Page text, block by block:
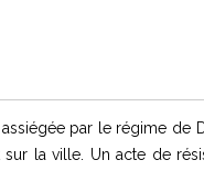
par le régime de
la ville. Un acte de